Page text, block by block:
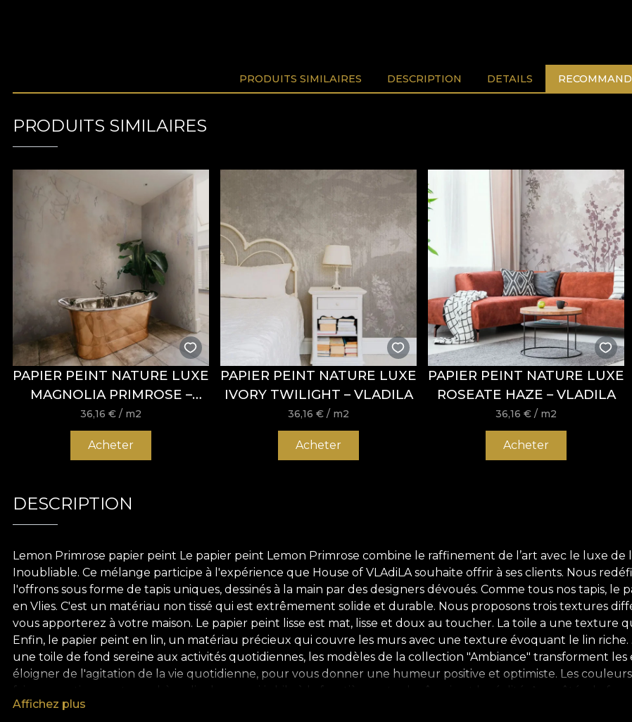
PRODUITS SIMILAIRES DESCRIPTION DETAILS
PRODUITS SIMILAIRES
PAPIER PEINT NATURE LUXE
MAGNOLIA PRIMROSE –
VLADILA
36,16€ / m2
Acheter
PAPIER PEINT NATURE LUXE
IVORY TWILIGHT – VLADILA
36,16€ / m2
Acheter
PAPIER PEINT NATURE LUXE
ROSEATE HAZE – VLADILA
36,16€ / m2
Acheter
DESCRIPTION
Lemon Primrose papier peint Le papier peint Lemon Primrose combine le raffinement de l’art avec le luxe de
Inoubliable. Ce mélange participe à l'expérience que House of VLAdiLA souhaite offrir à ses clients. Nous
l'offrons sous forme de tapis uniques, dessinés à la main par des designers dévoués. Comme tous nos tapis,
en Vlies. C'est un matériau non tissé qui est extrêmement solide et durable. Nous proposons trois textures
vous apporterez à votre maison. Le papier peint lisse est mat, lisse et doux au toucher. La toile a une texture
Enfin, le papier peint en lin, un matériau précieux qui couvre les murs avec une texture évoquant le lin riche.
une toile de fond sereine aux activités quotidiennes, les modèles de la collection "Ambiance" transforment
éloigner de l'agitation de la vie quotidienne, pour vous donner une humeur positive et optimiste. Les
faire ressortir une atmosphère diaphane qui jubile à la frontière entre la rêverie et la réalité. Aux côtés de
dans le néant pictural, elles évoquent ces souvenirs et sensations destinés à vous apporter bonheur et calme
Affichez plus